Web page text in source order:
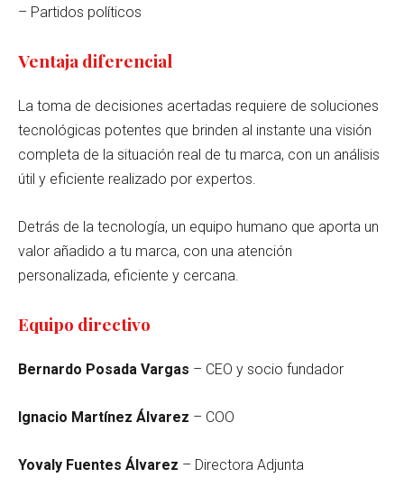
– Partidos políticos
Ventaja diferencial
La toma de decisiones acertadas requiere de soluciones
tecnológicas potentes que brinden al instante una visión
completa de la situación real de tu marca, con un análisis
útil y eficiente realizado por expertos.
Detrás de la tecnología, un equipo humano que aporta un
valor añadido a tu marca, con una atención
personalizada, eficiente y cercana.
Equipo directivo
Bernardo Posada Vargas – CEO y socio fundador
Ignacio Martínez Álvarez – COO
Yovaly Fuentes Álvarez – Directora Adjunta